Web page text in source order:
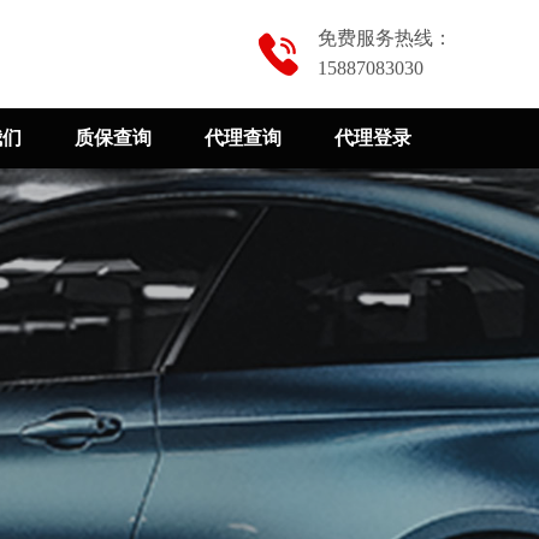
免费服务热线：
15887083030
质保查询 代理查询 代理登录